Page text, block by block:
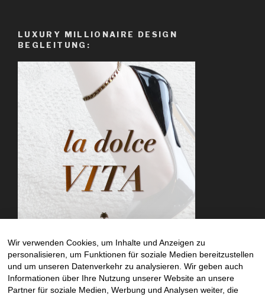
LUXURY MILLIONAIRE DESIGN
BEGLEITUNG:
SUCHE
Wir verwenden Cookies, um Inhalte und Anzeigen zu
personalisieren, um Funktionen für soziale Medien bereitzustellen
und um unseren Datenverkehr zu analysieren. Wir geben auch
Informationen über Ihre Nutzung unserer Website an unsere
Partner für soziale Medien, Werbung und Analysen weiter, die